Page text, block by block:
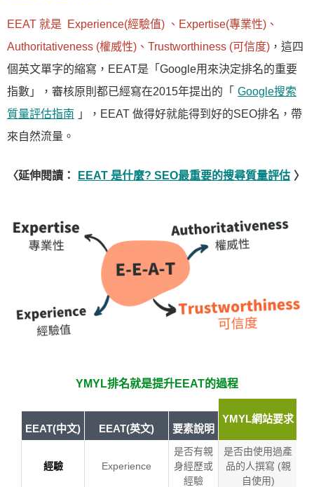
EEAT 就是 Experience(經驗值) 、Expertise(專業性)、
Authoritativeness (權威性)、Trustworthiness (可信度) ，這四
個英文單字的縮寫，EEAT是「Google用來決定排名的重要
指數」，審核原則都已經寫在2015年提出的「 Google搜索
質量評估指南 」，EEAT 做得好就能得到好的SEO排名，帶
來自然流量。
〈延伸閱讀： EEAT 是什麼? SEO最重要的搜尋質量評估 〉
YMYL排名就是提升EEAT的過程
EEAT(中文) EEAT(英文) 要素說明
YMYL網站要求
經驗 Experience
是否有親
身經歷或
經驗
是否由使用過產
品的人撰寫 (親
自使用)